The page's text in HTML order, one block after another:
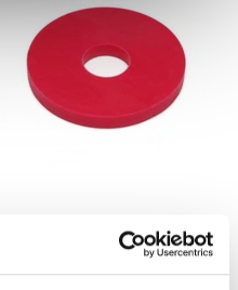
Bygelkapsylpackning Gummi
22 MM 10 ST